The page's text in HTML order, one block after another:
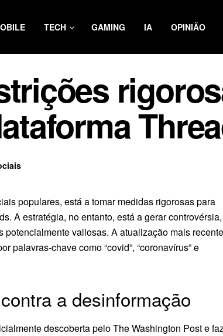
TECH GAMING IA OPINIÃO
populares, está a tomar medidas rigorosas para
A estratégia, no entanto, está a gerar controvérsia,
valiosas. A atualização mais recente
palavras-chave como “covid”, “coronavírus” e
a desinformação
descoberta pelo The Washington Post e